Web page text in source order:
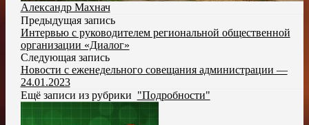
Александр Махнач
Предыдущая запись
Интервью с руководителем региональной общественной
организации «Диалог»
Следующая запись
Новости с еженедельного совещания администрации —
24.01.2023
Ещё записи из рубрики "Подробности"